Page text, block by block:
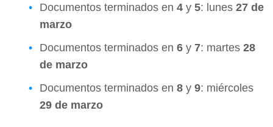
Documentos terminados en 4 y 5: lunes 27 de
marzo
Documentos terminados en 6 y 7: martes 28
de marzo
Documentos terminados en 8 y 9: miércoles
29 de marzo